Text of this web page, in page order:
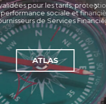
tarifs, protection des
et financière
Financiers